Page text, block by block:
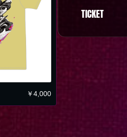
TICKET
￥4,000